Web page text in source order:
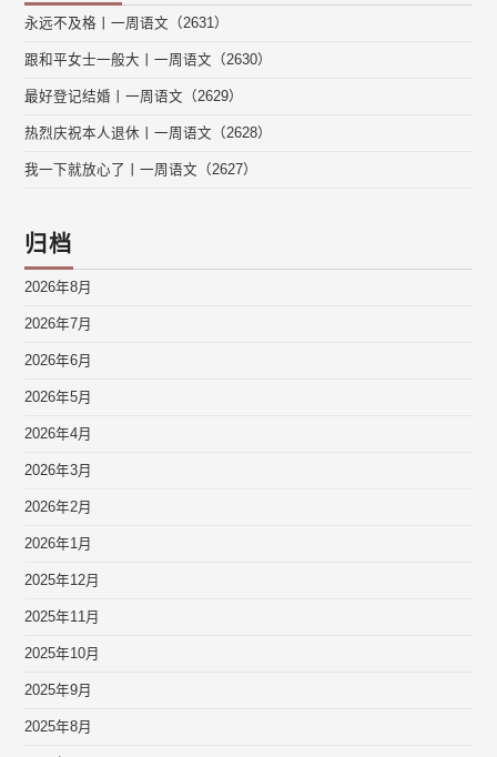
永远不及格丨一周语文（2631）
跟和平女士一般大丨一周语文（2630）
最好登记结婚丨一周语文（2629）
热烈庆祝本人退休丨一周语文（2628）
我一下就放心了丨一周语文（2627）
归档
2026年8月
2026年7月
2026年6月
2026年5月
2026年4月
2026年3月
2026年2月
2026年1月
2025年12月
2025年11月
2025年10月
2025年9月
2025年8月